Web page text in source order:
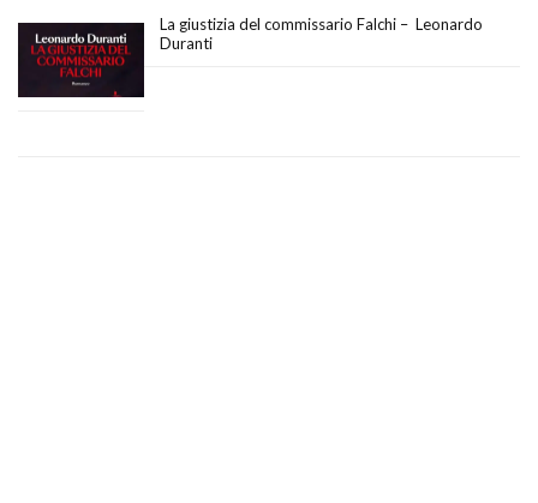
La giustizia del commissario Falchi – Leonardo
Duranti